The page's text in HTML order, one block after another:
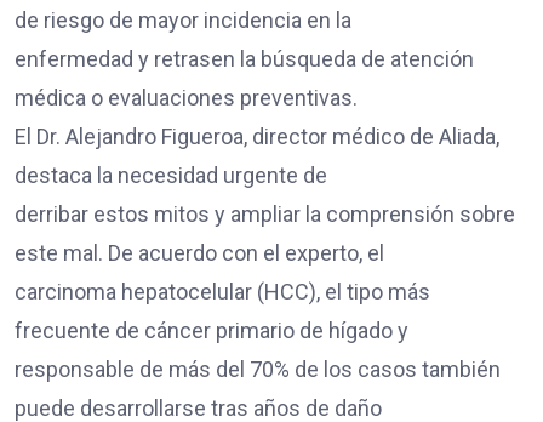
de riesgo de mayor incidencia en la
enfermedad y retrasen la búsqueda de atención
médica o evaluaciones preventivas.
El Dr. Alejandro Figueroa, director médico de Aliada,
destaca la necesidad urgente de
derribar estos mitos y ampliar la comprensión sobre
este mal. De acuerdo con el experto, el
carcinoma hepatocelular (HCC), el tipo más
frecuente de cáncer primario de hígado y
responsable de más del 70% de los casos también
puede desarrollarse tras años de daño